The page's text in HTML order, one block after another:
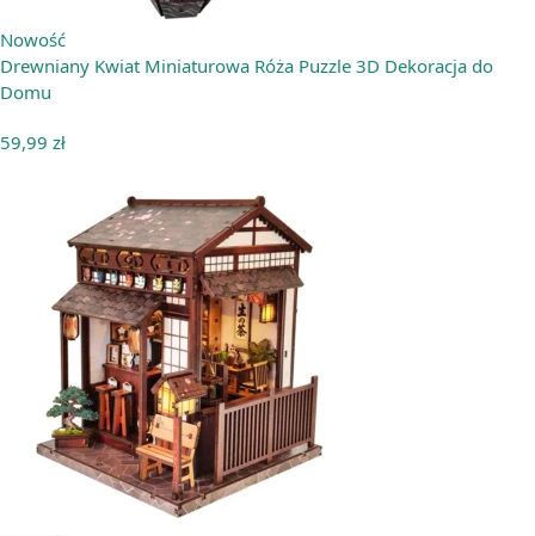
Nowość
Drewniany Kwiat Miniaturowa Róża Puzzle 3D Dekoracja do
Domu
59,99 zł